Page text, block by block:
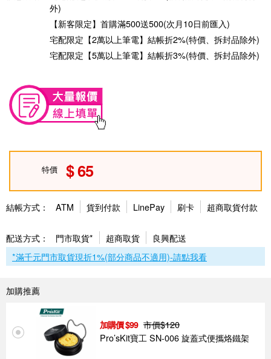
外)
【新客限定】首購滿500送500(次月10日前匯入)
宅配限定【2萬以上筆電】結帳折2%(特價、拆封品除外)
宅配限定【5萬以上筆電】結帳折3%(特價、拆封品除外)
特價 65
結帳方式： ATM 貨到付款 LinePay 刷卡 超商取貨付款
配送方式： 門市取貨* 超商取貨
良興配送
*滿千元門市取貨現折1%(部分商品不適用)-請點我看
加購推薦
99 市價$120
Pro’sKit寶工 SN-006 旋蓋式便攜烙鐵架